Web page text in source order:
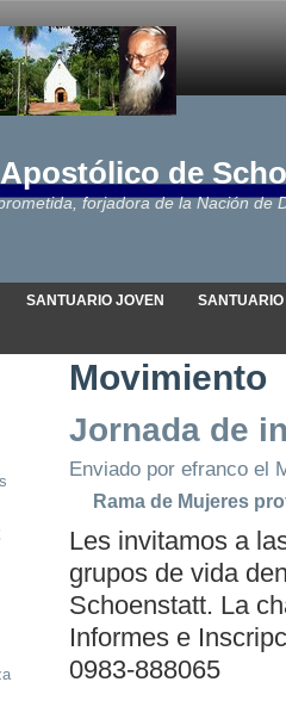
de
forjadora de la Nación de
SANTUARIO JOVEN
Movimiento
Jornada de
Enviado por efranco el
Rama de Mujeres
Les invitamos a
grupos de vida
Schoenstatt. La
Informes e
0983-888065